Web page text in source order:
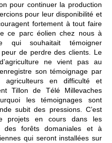
pour continuer la production
pour leur disponibilité et
fortement à tout faire
ce parc éolien chez nous à
qui souhaitait témoigner
de perdre des clients. Le
ne vient pas au
son témoignage par
en difficulté et
Tillon de Télé Millevaches
les témoignages sont
subit des pressions. C’est
projets en cours dans les
des forêts domaniales et à
qui seront installées sur